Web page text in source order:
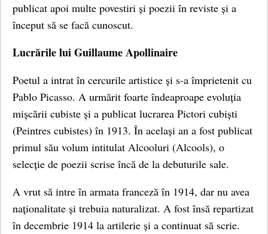
publicat apoi multe povestiri și poezii în reviste și a
început să se facă cunoscut.
Lucrările lui Guillaume Apollinaire
Poetul a intrat în cercurile artistice și s-a împrietenit cu
Pablo Picasso. A urmărit foarte îndeaproape evoluția
mișcării cubiste și a publicat lucrarea Pictori cubiști
(Peintres cubistes) în 1913. În același an a fost publicat
primul său volum intitulat Alcooluri (Alcools), o
selecție de poezii scrise încă de la debuturile sale.
A vrut să intre în armata franceză în 1914, dar nu avea
naționalitate și trebuia naturalizat. A fost însă repartizat
în decembrie 1914 la artilerie și a continuat să scrie.